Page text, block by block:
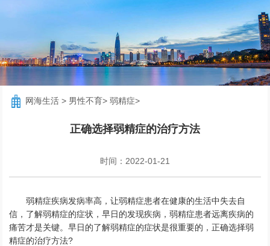
网海生活 > 男性不育>弱精症>
正确选择弱精症的治疗方法
时间：2022-01-21
弱精症疾病发病率高，让弱精症患者在健康的生活中失去自
信，了解弱精症的症状，早日的发现疾病，弱精症患者远离疾病的
痛苦才是关键。早日的了解弱精症的症状是很重要的，正确选择弱
精症的治疗方法?